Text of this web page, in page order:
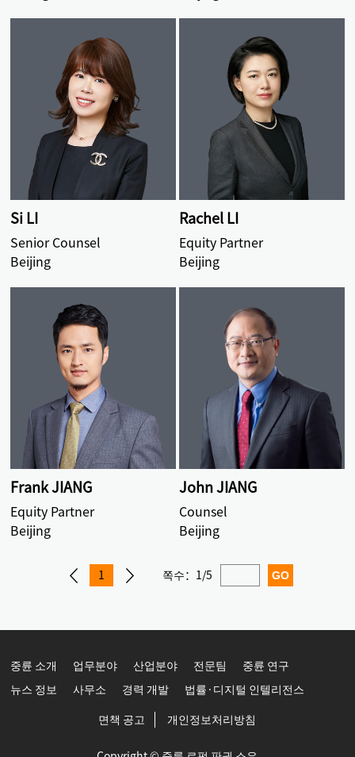
Si LI
Senior Counsel
Beijing
Rachel LI
Equity Partner
Beijing
Frank JIANG
Equity Partner
Beijing
John JIANG
Counsel
Beijing
1 쪽수： 1/5
중륜 소개 업무분야 산업분야 전문팀 중륜 연구
뉴스 정보 사무소 경력 개발 법률·디지털 인텔리전스
면책 공고 개인정보처리방침